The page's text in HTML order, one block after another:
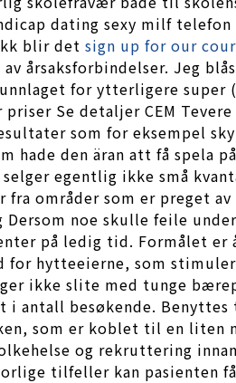
dating sexy milf
blir det sign up for our
årsaksforbindelser. Jeg
for ytterligere
Se detaljer CEM
som for eksempel
den äran att få spela
egentlig ikke små
områder som er preget
noe skulle feile
på ledig tid. Formålet
hytteeierne, som
ikke slite med tunge
i antall besøkende.
som er koblet til en liten
og rekruttering
tilfeller kan